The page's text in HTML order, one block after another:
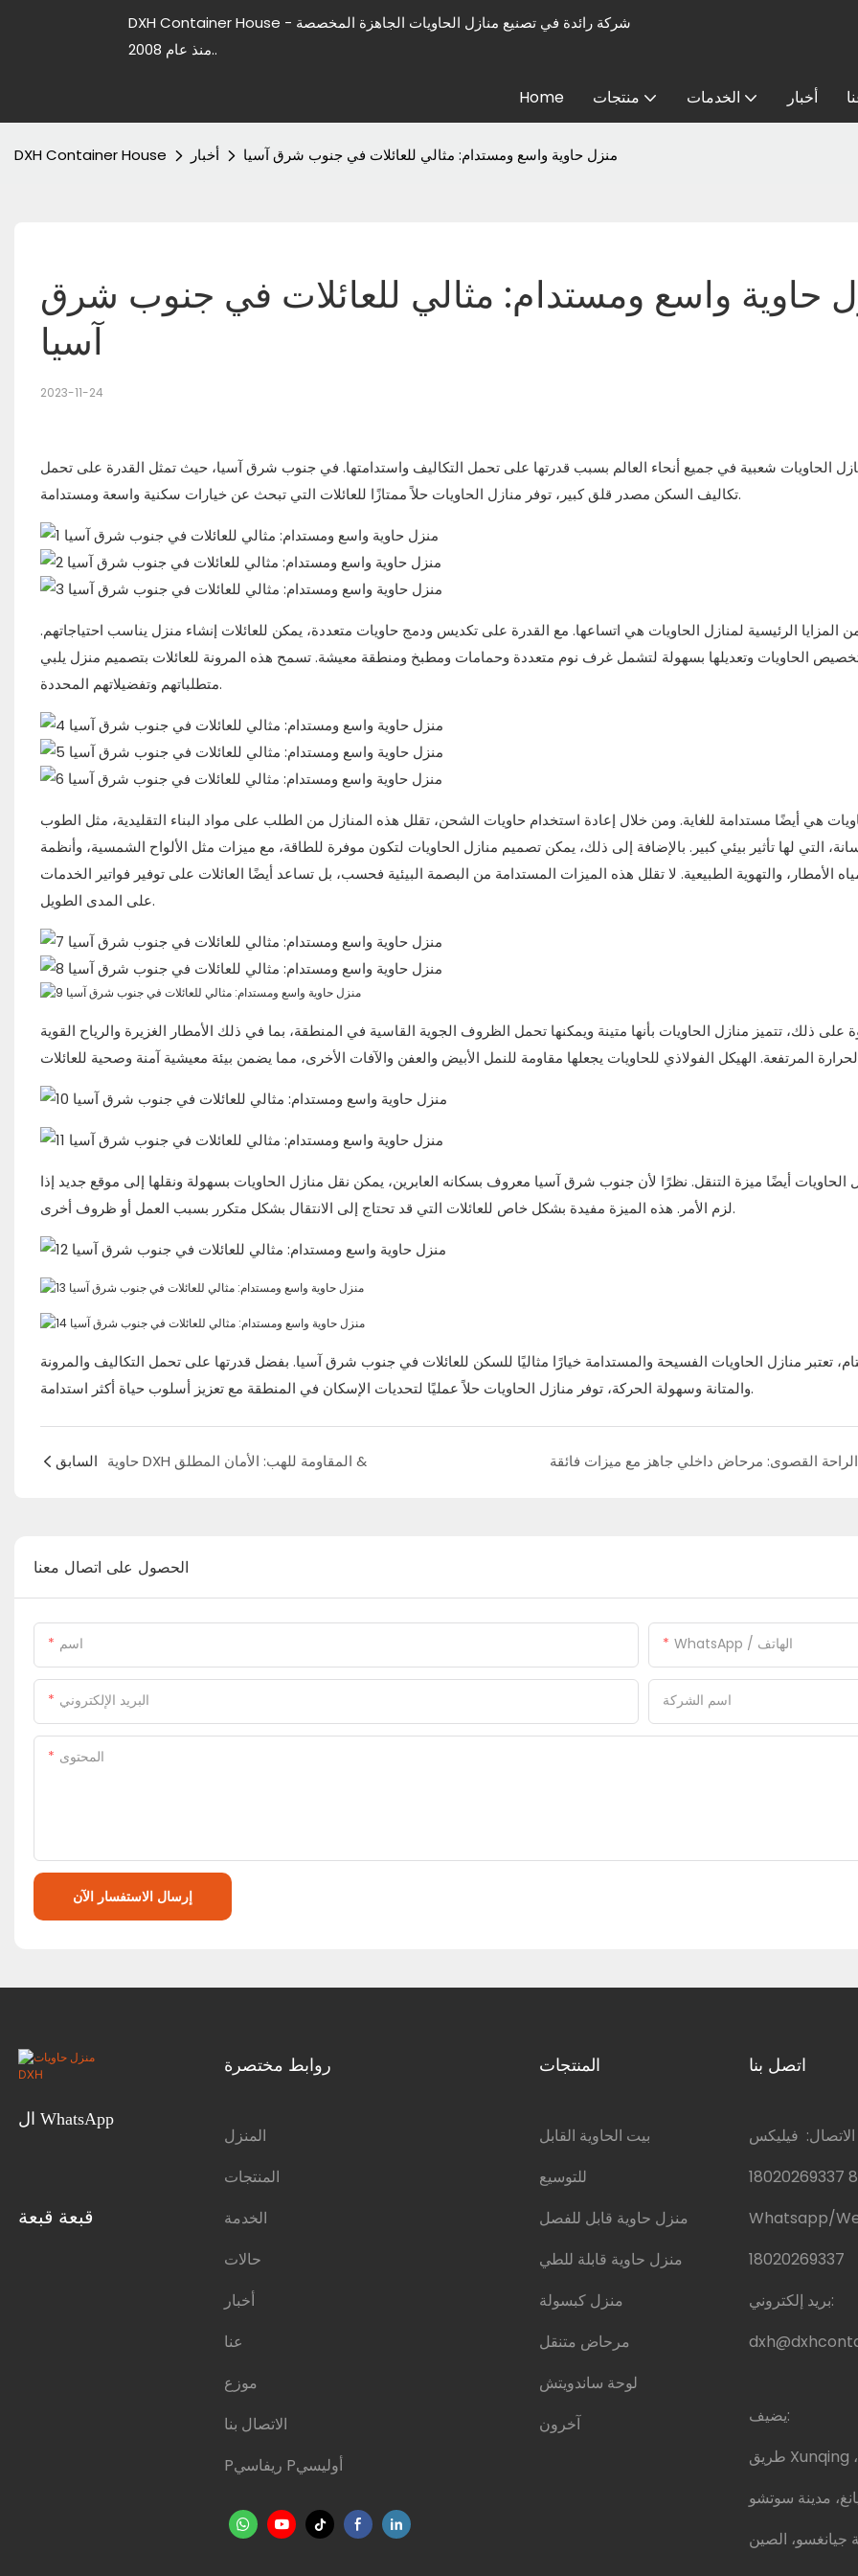
DXH Container House - شركة رائدة في تصنيع منازل الحاويات الجاهزة المخصصة
منذ عام 2008..
Home منتجات الخدمات أخبار
DXH Container House أخبار منزل حاوية واسع ومستدام: مثالي للعائلات في جنوب شرق آسيا
حاوية واسع ومستدام: مثالي للعائلات في جنوب شرق
آسيا
2023-11-24
الحاويات شعبية في جميع أنحاء العالم بسبب قدرتها على تحمل التكاليف واستدامتها. في جنوب شرق آسيا، حيث تمثل القدرة على تحمل
تكاليف السكن مصدر قلق كبير، توفر منازل الحاويات حلاً ممتازًا للعائلات التي تبحث عن خيارات سكنية واسعة ومستدامة.
المزايا الرئيسية لمنازل الحاويات هي اتساعها. مع القدرة على تكديس ودمج حاويات متعددة، يمكن للعائلات إنشاء منزل يناسب احتياجاتهم.
الحاويات وتعديلها بسهولة لتشمل غرف نوم متعددة وحمامات ومطبخ ومنطقة معيشة. تسمح هذه المرونة للعائلات بتصميم منزل يلبي
متطلباتهم وتفضيلاتهم المحددة.
هي أيضًا مستدامة للغاية. ومن خلال إعادة استخدام حاويات الشحن، تقلل هذه المنازل من الطلب على مواد البناء التقليدية، مثل الطوب
التي لها تأثير بيئي كبير. بالإضافة إلى ذلك، يمكن تصميم منازل الحاويات لتكون موفرة للطاقة، مع ميزات مثل الألواح الشمسية، وأنظمة
الأمطار، والتهوية الطبيعية. لا تقلل هذه الميزات المستدامة من البصمة البيئية فحسب، بل تساعد أيضًا العائلات على توفير فواتير الخدمات
على المدى الطويل.
على ذلك، تتميز منازل الحاويات بأنها متينة ويمكنها تحمل الظروف الجوية القاسية في المنطقة، بما في ذلك الأمطار الغزيرة والرياح القوية
الحاويات أيضًا ميزة التنقل. نظرًا لأن جنوب شرق آسيا معروف بسكانه العابرين، يمكن نقل منازل الحاويات بسهولة ونقلها إلى موقع جديد إذا
لزم الأمر. هذه الميزة مفيدة بشكل خاص للعائلات التي قد تحتاج إلى الانتقال بشكل متكرر بسبب العمل أو ظروف أخرى.
تعتبر منازل الحاويات الفسيحة والمستدامة خيارًا مثاليًا للسكن للعائلات في جنوب شرق آسيا. بفضل قدرتها على تحمل التكاليف والمرونة
والمتانة وسهولة الحركة، توفر منازل الحاويات حلاً عمليًا لتحديات الإسكان في المنطقة مع تعزيز أسلوب حياة أكثر استدامة.
السابق حاوية DXH المقاومة للهب: الأمان المطلق & الراحة القصوى: مرحاض داخلي جاهز مع ميزات فائقة
الحصول على اتصال معنا
اسم WhatsApp / الهاتف
البريد الإلكتروني اسم الشركة
المحتوى
إرسال الاستفسار الآن
ال WhatsApp
قبعة قبعة
روابط مختصرة
المنزل
المنتجات
الخدمة
حالات
أخبار
عنا
موزع
الاتصال بنا
Pريفاسي Pأوليسي
المنتجات
بيت الحاوية القابل
للتوسيع
منزل حاوية قابل للفصل
منزل حاوية قابلة للطي
منزل كبسولة
مرحاض متنقل
لوحة ساندويتش
آخرون
اتصل بنا
فيليكس
Whatsapp/
18020269337
بريد إلكتروني:
يضيف:
طريق Xunqing رقم 639، مدينة تاويوان،
جيانغسو، الصين